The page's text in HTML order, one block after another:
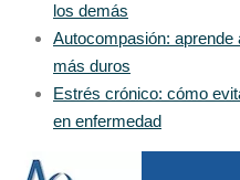
los demás
Autocompasión:
más duros
Estrés crónico: cómo
en enfermedad